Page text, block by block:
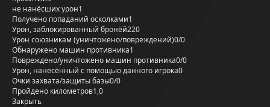
не нанёсших урон1
Получено попаданий осколками1
Урон, заблокированный бронёй220
Урон союзникам (уничтожено/повреждений)0/0
Обнаружено машин противника1
Повреждено/уничтожено машин противника0/0
Урон, нанесённый с помощью данного игрока0
Очки захвата/защиты базы0/0
Пройдено километров1,0
Закрыть